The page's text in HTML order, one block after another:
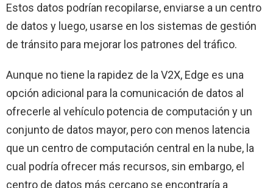
Estos datos podrían recopilarse, enviarse a un centro
de datos y luego, usarse en los sistemas de gestión
de tránsito para mejorar los patrones del tráfico.
Aunque no tiene la rapidez de la V2X, Edge es una
opción adicional para la comunicación de datos al
ofrecerle al vehículo potencia de computación y un
conjunto de datos mayor, pero con menos latencia
que un centro de computación central en la nube, la
cual podría ofrecer más recursos, sin embargo, el
centro de datos más cercano se encontraría a